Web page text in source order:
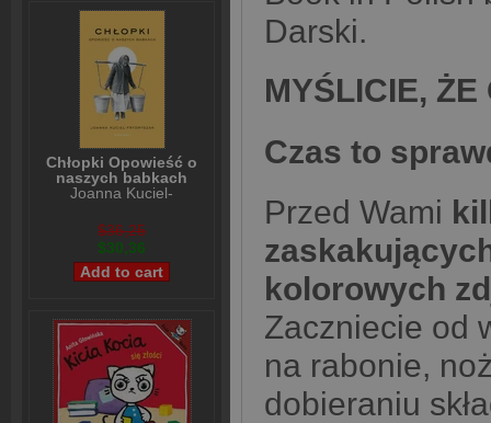
Chłopki Opowieść o
naszych babkach
Joanna Kuciel-
$36,25
$30,36
Darski.
MYŚLICIE,
Czas to
Przed Wami
kolorowych
Zaczniecie od
na rabonie,
dobieraniu